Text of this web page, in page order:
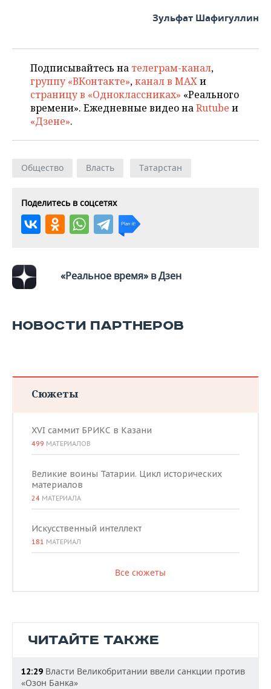
ФИГУРНОЕ КАТАНИЕ
ВОДНЫЕ ВИДЫ СПОРТА
ХОККЕЙ С МЯЧОМ
МЕДИЦИНА
ОБРАЗОВАНИЕ
ПРОИСШЕСТВИЯ
Зульфат Шафигуллин
Подписывайтесь на телеграм-канал,
группу «ВКонтакте»,канал в MAXи
страницу в «Одноклассниках» «Реального
времени». Ежедневные видео наRutube и
«Дзене».
Общество Власть Татарстан
Поделитесь в соцсетях
«Реальное время» в Дзен
НОВОСТИ ПАРТНЕРОВ
Сюжеты
XVI саммит БРИКС в Казани
499 МАТЕРИАЛОВ
Великие воины Татарии. Цикл исторических
материалов
24 МАТЕРИАЛА
Искусственный интеллект
181 МАТЕРИАЛ
Все сюжеты
ЧИТАЙТЕ ТАКЖЕ
12:29 Власти Великобритании ввели санкции против
«Озон Банка»